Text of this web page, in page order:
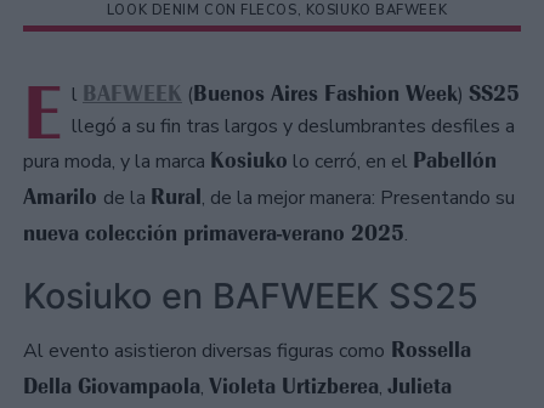
LOOK DENIM CON FLECOS, KOSIUKO BAFWEEK
E l BAFWEEK (Buenos Aires Fashion Week) SS25
llegó a su fin tras largos y deslumbrantes desfiles a
pura moda, y la marca Kosiuko lo cerró, en el Pabellón
Amarilo de la Rural, de la mejor manera: Presentando su
nueva colección primavera-verano 2025.
Kosiuko en BAFWEEK SS25
Al evento asistieron diversas figuras como Rossella
Della Giovampaola, Violeta Urtizberea, Julieta